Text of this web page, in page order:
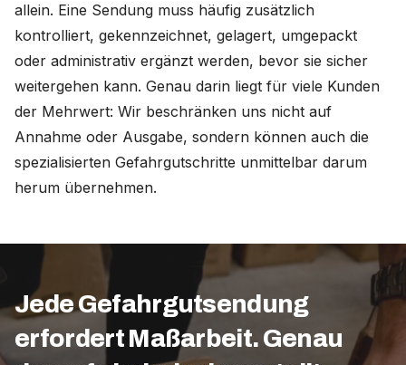
allein. Eine Sendung muss häufig zusätzlich
kontrolliert, gekennzeichnet, gelagert, umgepackt
oder administrativ ergänzt werden, bevor sie sicher
weitergehen kann. Genau darin liegt für viele Kunden
der Mehrwert: Wir beschränken uns nicht auf
Annahme oder Ausgabe, sondern können auch die
spezialisierten Gefahrgutschritte unmittelbar darum
herum übernehmen.
Jede Gefahrgutsendung
erfordert Maßarbeit. Genau